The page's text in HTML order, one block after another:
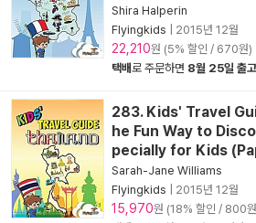
Shira Halperin
Flyingkids
2015년 12월
22,210원 (5% 할인 / 670원)
택배로 주문하면 8월 25일 출고
283. Kids' Travel
he Fun Way to
pecially for Kids
Sarah-Jane Williams
Flyingkids
2015년 12월
15,970원 (18% 할인 / 800